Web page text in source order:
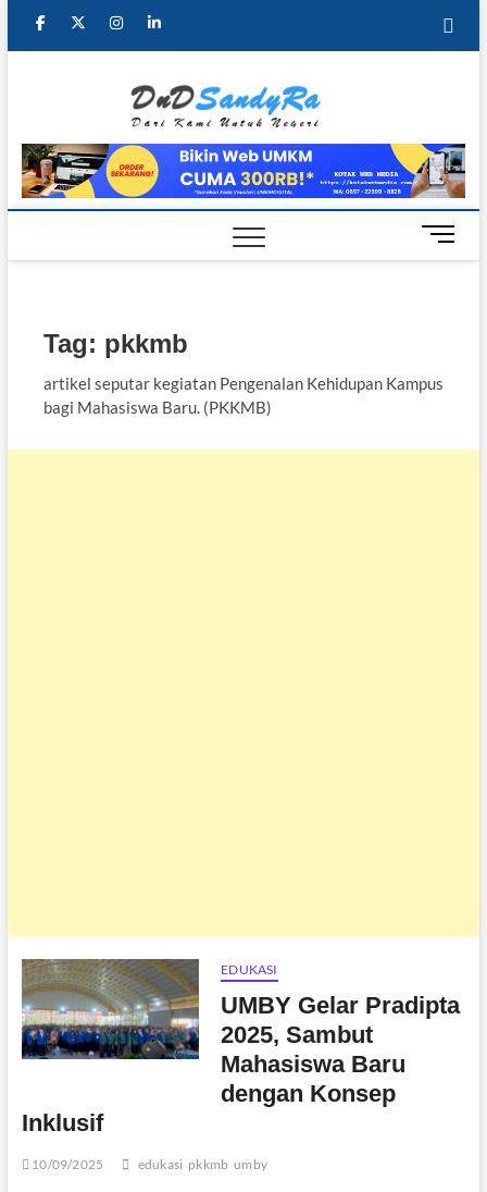
facebooktwitter
instagram
linkedin
Sandy
Ra
M
e
t
n
Tag: pkkmb
artikel seputar kegiatan Pengenalan Kehidupan Kampus
bagi Mahasiswa Baru. (PKKMB)
EDUKASI
UMBY Gelar Pradipta
2025, Sambut
Mahasiswa Baru
dengan Konsep
Inklusif
10/09/2025 edukasi pkkmb umby